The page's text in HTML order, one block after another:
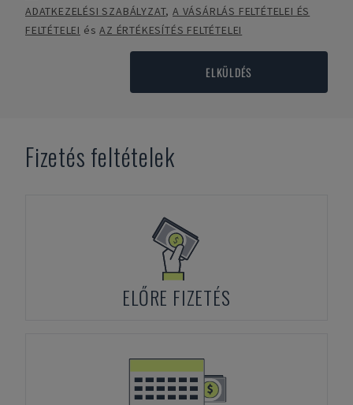
ADATKEZELÉSI SZABÁLYZAT,A VÁSÁRLÁS FELTÉTELEI ÉS
FELTÉTELEI ésAZ ÉRTÉKESÍTÉS FELTÉTELEI
ELKÜLDÉS
Fizetés feltételek
ELŐRE FIZETÉS